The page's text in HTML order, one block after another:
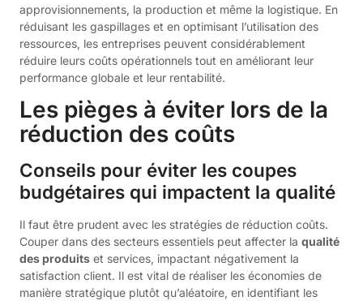
approvisionnements, la production et même la logistique. En
réduisant les gaspillages et en optimisant l’utilisation des
ressources, les entreprises peuvent considérablement
réduire leurs coûts opérationnels tout en améliorant leur
performance globale et leur rentabilité.
Les pièges à éviter lors de la
réduction des coûts
Conseils pour éviter les coupes
budgétaires qui impactent la qualité
Il faut être prudent avec les stratégies de réduction coûts.
Couper dans des secteurs essentiels peut affecter la qualité
des produits et services, impactant négativement la
satisfaction client. Il est vital de réaliser les économies de
manière stratégique plutôt qu’aléatoire, en identifiant les